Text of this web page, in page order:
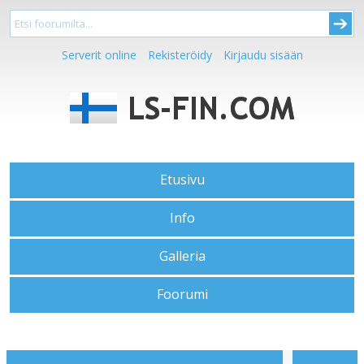
Serverit online Rekisteröidy Kirjaudu sisään
Etusivu
Info
Galleria
Foorumi